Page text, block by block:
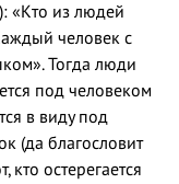
«Кто из людей
человек с
Тогда люди
под человеком
в виду под
(да благословит
кто остерегается